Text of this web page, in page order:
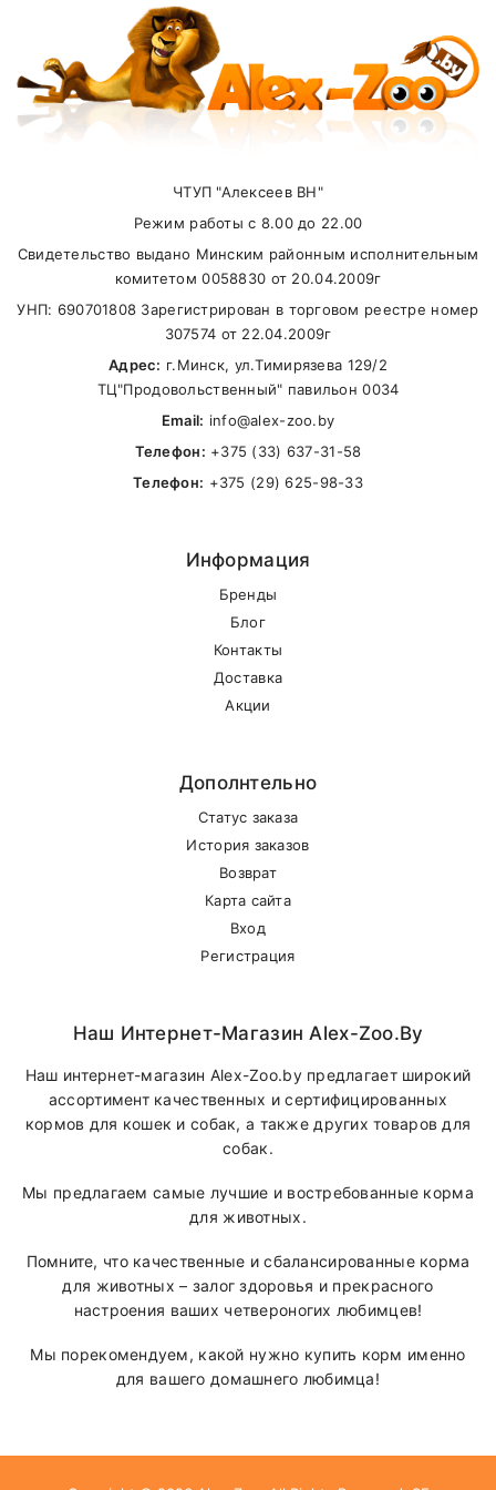
Витамин E
Метаболическая энергия: 368 ккал/100 г; 1539
кДж/100 г.
Внимание стоимость доставки зависит от
суммы заказа.
Самовывоз
В другие города Беларуси
ЧТУП "Алексеев ВН"
Режим работы с 8.00 до 22.00
Свидетельство выдано Минским районным исполнительным
комитетом 0058830 от 20.04.2009г
УНП: 690701808 Зарегистрирован в торговом реестре номер
307574 от 22.04.2009г
Адрес: г.Минск, ул.Тимирязева 129/2
ТЦ"Продовольственный" павильон 0034
Email: info@alex-zoo.by
Телефон: +375 (33) 637-31-58
Телефон: +375 (29) 625-98-33
Информация
Бренды
Блог
Контакты
Доставка
Акции
Дополнтельно
Статус заказа
История заказов
Возврат
Карта сайта
Вход
Регистрация
Наш Интернет-Магазин Alex-Zoo.by
Наш интернет-магазин Alex-Zoo.by предлагает широкий
ассортимент качественных и сертифицированных
кормов для кошек и собак, а также других товаров для
собак.
Мы предлагаем самые лучшие и востребованные корма
для животных.
Помните, что качественные и сбалансированные корма
для животных – залог здоровья и прекрасного
настроения ваших четвероногих любимцев!
Мы порекомендуем, какой нужно купить корм именно
для вашего домашнего любимца!